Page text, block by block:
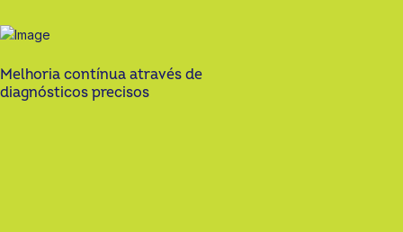
Melhoria contínua através de
diagnósticos precisos